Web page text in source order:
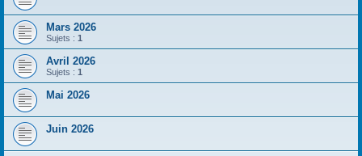
h
Mars 2026
Sujets : 1
Avril 2026
Sujets : 1
Mai 2026
Juin 2026